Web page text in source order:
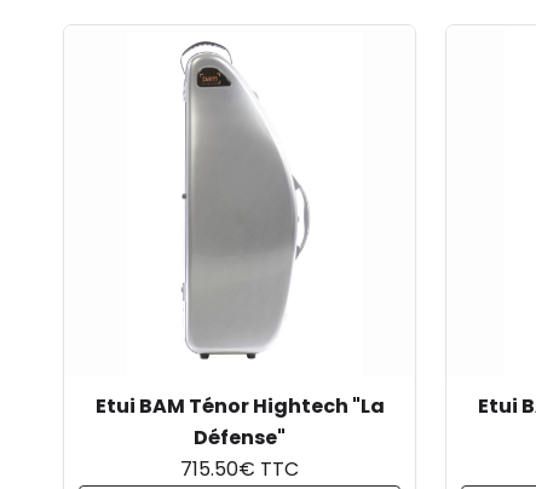
Etui BAM Ténor Hightech "La
Défense"
715.50€ TTC
Etui